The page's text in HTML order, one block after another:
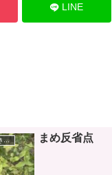
LINE
そらまめ・えんどう・きぬさや まめ反省点